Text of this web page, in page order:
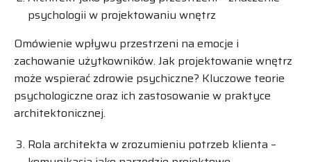
psychologii w projektowaniu wnętrz
Omówienie wpływu przestrzeni na emocje i
zachowanie użytkowników. Jak projektowanie wnętrz
może wspierać zdrowie psychiczne? Kluczowe teorie
psychologiczne oraz ich zastosowanie w praktyce
architektonicznej.
Rola architekta w zrozumieniu potrzeb klienta –